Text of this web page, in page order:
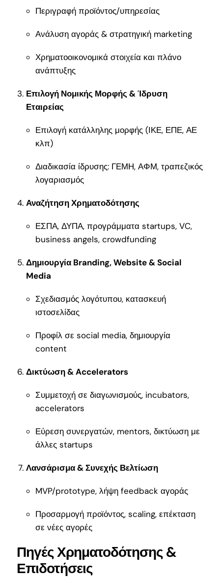
Περιγραφή προϊόντος/υπηρεσίας
Ανάλυση αγοράς & στρατηγική marketing
Χρηματοοικονομικά στοιχεία και πλάνο
ανάπτυξης
Επιλογή Νομικής Μορφής & Ίδρυση
Εταιρείας
Επιλογή κατάλληλης μορφής (ΙΚΕ, ΕΠΕ, ΑΕ
κλπ)
Διαδικασία ίδρυσης: ΓΕΜΗ, ΑΦΜ, τραπεζικός
λογαριασμός
Αναζήτηση Χρηματοδότησης
ΕΣΠΑ, ΔΥΠΑ, προγράμματα startups, VC,
business angels, crowdfunding
Δημιουργία Branding, Website & Social
Media
Σχεδιασμός λογότυπου, κατασκευή
ιστοσελίδας
Προφίλ σε social media, δημιουργία
content
Δικτύωση & Accelerators
Συμμετοχή σε διαγωνισμούς, incubators,
accelerators
Εύρεση συνεργατών, mentors, δικτύωση με
άλλες startups
Λανσάρισμα & Συνεχής Βελτίωση
MVP/prototype, λήψη feedback αγοράς
Προσαρμογή προϊόντος, scaling, επέκταση
σε νέες αγορές
Πηγές Χρηματοδότησης &
Επιδοτήσεις